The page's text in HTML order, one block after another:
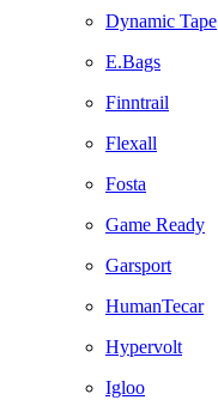
Dynamic Tape
E.Bags
Finntrail
Flexall
Fosta
Game Ready
Garsport
HumanTecar
Hypervolt
Igloo